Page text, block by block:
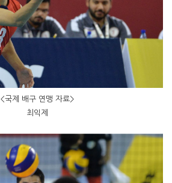
<국제 배구 연맹 자료>
최익제